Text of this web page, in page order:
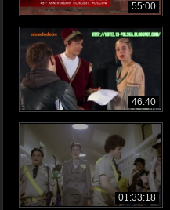
55:00
46:40
01:33:18